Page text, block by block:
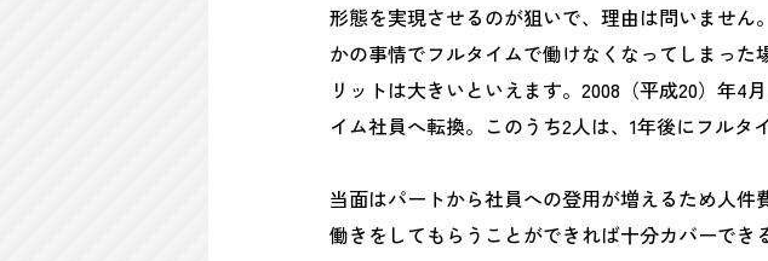
形態を実現させるのが狙いで、理由は問いませ
かの事情でフルタイムで働けなくなってしまっ
リットは大きいといえます。2008（平成20）年4
イム社員へ転換。このうち2人は、1年後にフルタ
当面はパートから社員への登用が増えるため人
働きをしてもらうことができれば十分カバーでき